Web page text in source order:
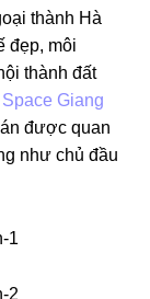
thành Hà
đẹp, môi
thành đất
Giang
được quan
như chủ đầu